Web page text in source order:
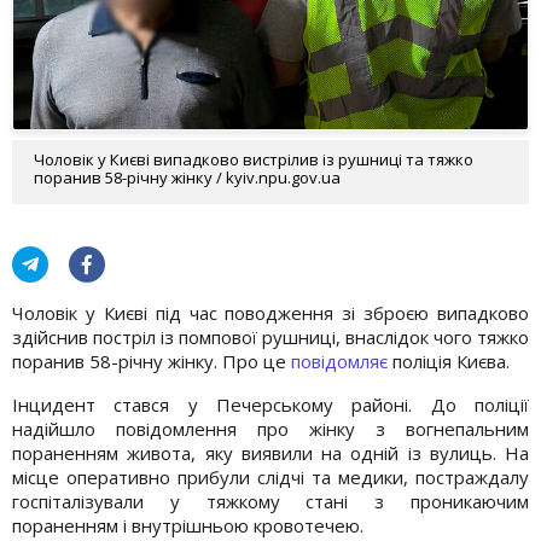
Чоловік у Києві випадково вистрілив із рушниці та тяжко
поранив 58-річну жінку / kyiv.npu.gov.ua
Чоловік у Києві під час поводження зі зброєю випадково
здійснив постріл із помпової рушниці, внаслідок чого тяжко
поранив 58-річну жінку. Про це повідомляє поліція Києва.
Інцидент стався у Печерському районі. До поліції
надійшло повідомлення про жінку з вогнепальним
пораненням живота, яку виявили на одній із вулиць. На
місце оперативно прибули слідчі та медики, постраждалу
госпіталізували у тяжкому стані з проникаючим
пораненням і внутрішньою кровотечею.